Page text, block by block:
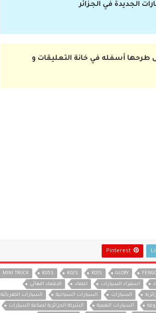
الجديدة في الجزائر
طرحها أسفله في خانة التعليقات و
Pinterest
GLORY
K01S
K02S
K05S
MINI TRUCK
استيراد السيارات اعتماد
الاعتماد النهائي
السيارات السيارات السياحية
السيارات الكهربائية
السيارات النفعية الشركة الجزائرية لصناعة السيارات